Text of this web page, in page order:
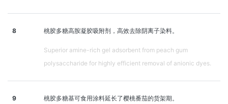
8 桃胶多糖高胺凝胶吸附剂，高效去除阴离子染料。
Superior amine-rich gel adsorbent from peach gum
polysaccharide for highly efficient removal of anionic dyes.
9 桃胶多糖基可食用涂料延长了樱桃番茄的货架期。